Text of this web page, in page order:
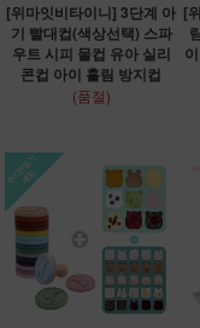
[위마잇비타이니] 3단계 아
기 빨대컵(색상선택) 스파
우트 시피 물컵 유아 실리
콘컵 아이 흘림 방지컵
(품절)
[